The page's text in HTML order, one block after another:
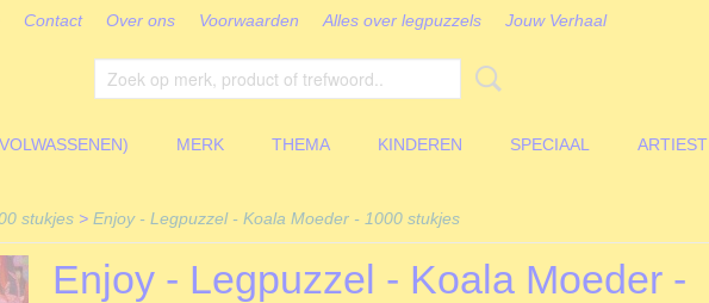
Contact Over ons Voorwaarden Alles over legpuzzels Jouw Verhaal
MERK THEMA KINDEREN SPECIAAL ARTIEST
stukjes > Enjoy - Legpuzzel - Koala Moeder - 1000 stukjes
Enjoy - Legpuzzel - Koala Moeder -